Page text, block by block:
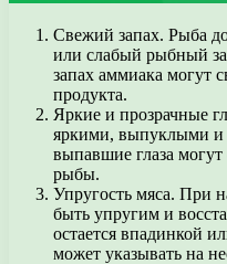
Свежий запах. Рыба
или слабый рыбный
запах аммиака могут
продукта.
Яркие и прозрачные
яркими, выпуклыми
выпавшие глаза могут
рыбы.
Упругость мяса. При
быть упругим и
остается впадинкой
может указывать на